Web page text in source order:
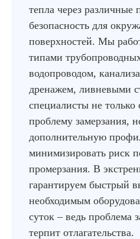
тепла через различные
безопасность для
поверхностей. Мы
типами
водопроводом,
дренажем, ливневыми
специалисты не
проблему замерзания,
дополнительную
минимизировать риск
промерзания. В
гарантируем быстрый
необходимым
суток – ведь проблема
терпит отлагательства.